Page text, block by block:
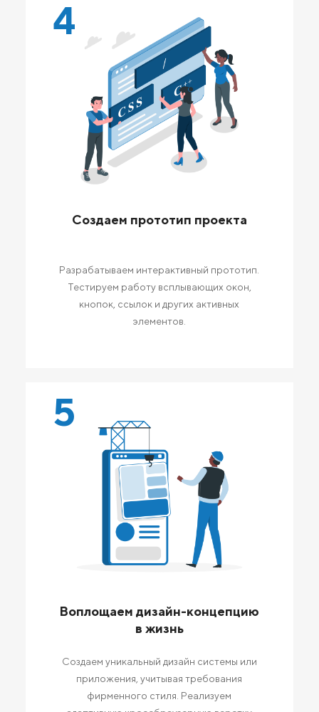
4
Создаем прототип проекта
Разрабатываем интерактивный прототип.
Тестируем работу всплывающих окон,
кнопок, ссылок и других активных
элементов.
5
Воплощаем дизайн-концепцию
в жизнь
Создаем уникальный дизайн системы или
приложения, учитывая требования
фирменного стиля. Реализуем